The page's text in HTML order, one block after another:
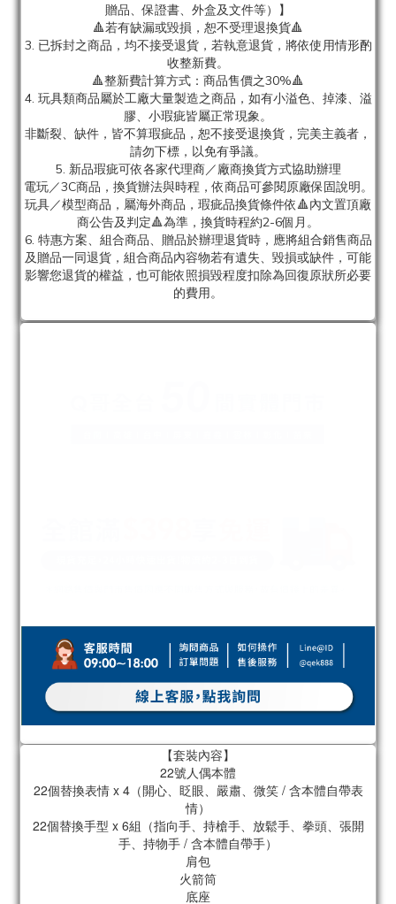
贈品、保證書、外盒及文件等）】
🔺若有缺漏或毀損，恕不受理退換貨🔺
3. 已拆封之商品，均不接受退貨，若執意退貨，將依使用情形酌
收整新費。
🔺整新費計算方式：商品售價之30%🔺
4. 玩具類商品屬於工廠大量製造之商品，如有小溢色、掉漆、溢
膠、小瑕疵皆屬正常現象。
非斷裂、缺件，皆不算瑕疵品，恕不接受退換貨，完美主義者，
請勿下標，以免有爭議。
5. 新品瑕疵可依各家代理商／廠商換貨方式協助辦理
電玩／3C商品，換貨辦法與時程，依商品可參閱原廠保固說明。
玩具／模型商品，屬海外商品，瑕疵品換貨條件依🔺內文置頂廠
商公告及判定🔺為準，換貨時程約2-6個月。
6. 特惠方案、組合商品、贈品於辦理退貨時，應將組合銷售商品
及贈品一同退貨，組合商品內容物若有遺失、毀損或缺件，可能
影響您退貨的權益，也可能依照損毀程度扣除為回復原狀所必要
的費用。